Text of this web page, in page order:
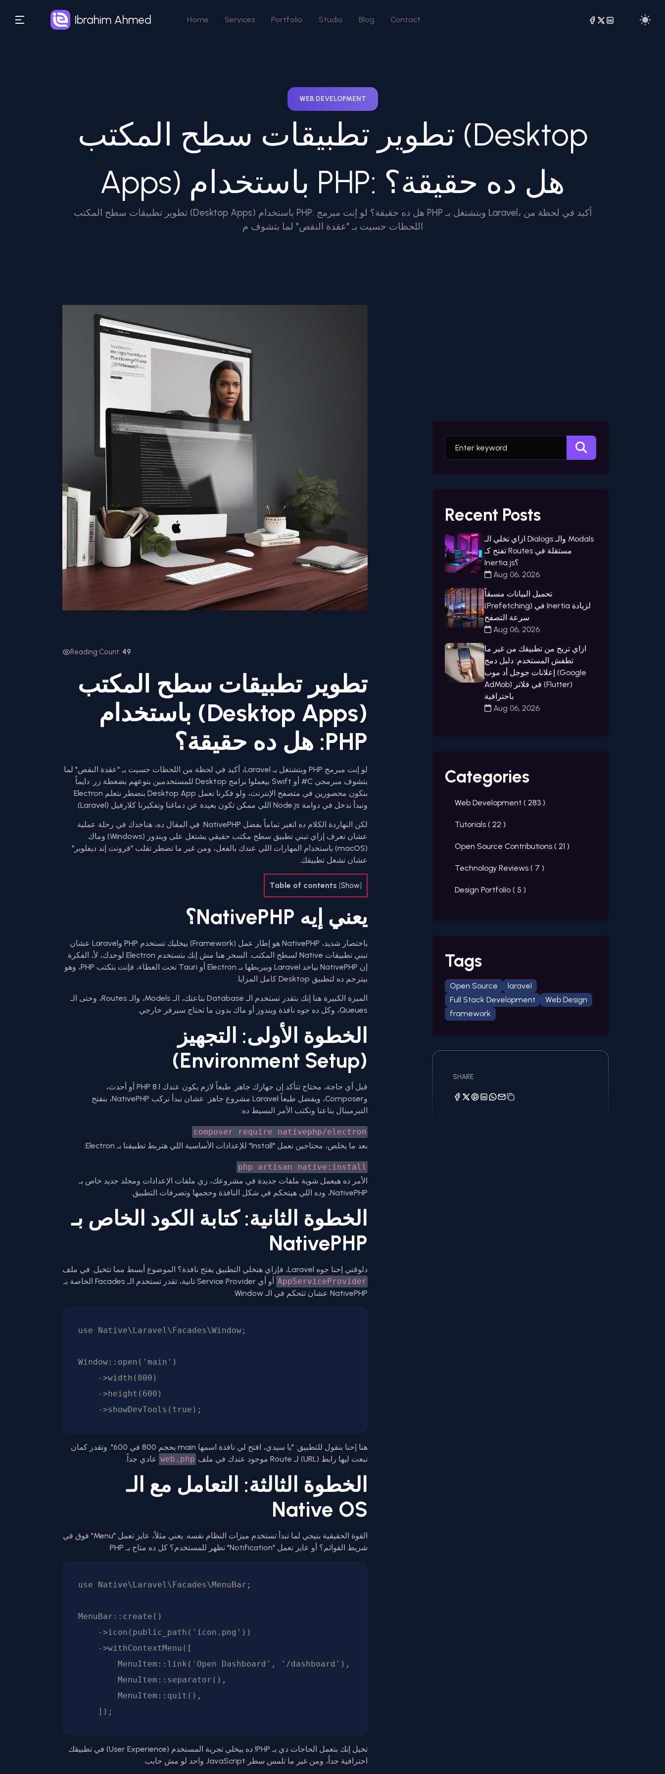
Ibrahim Ahmed Home Services Portfolio Studio Blog Contact
WEB DEVELOPMENT
تطوير تطبيقات سطح المكتب (Desktop
Apps) باستخدام PHP: هل ده حقيقة؟
تطوير تطبيقات سطح المكتب (Desktop Apps) باستخدام PHP: هل ده حقيقة؟ لو إنت مبرمج PHP وبتشتغل بـ Laravel، أكيد في لحظة من
اللحظات حسيت بـ "عقدة النقص" لما بتشوف م
Reading Count: 49
تطوير تطبيقات سطح المكتب
(Desktop Apps) باستخدام
PHP: هل ده حقيقة؟
لو إنت مبرمج PHP وبتشتغل بـ Laravel، أكيد في لحظة من اللحظات حسيت بـ "عقدة النقص" لما
بتشوف مبرمجي C# أو Swift بيعملوا برامج Desktop للمستخدمين بتوعهم بضغطة زر. دايماً
بنكون محصورين في متصفح الإنترنت، ولو فكرنا نعمل Desktop App بنضطر نتعلم Electron
ونبدأ ندخل في دوامة Node.js اللي ممكن تكون بعيدة عن دماغنا وتفكيرنا كلارفيل (Laravel).
لكن النهاردة الكلام ده اتغير تماماً بفضل NativePHP. في المقال ده، هناخدك في رحلة عملية
عشان تعرف إزاي تبني تطبيق سطح مكتب حقيقي يشتغل على ويندوز (Windows) وماك
(macOS) باستخدام المهارات اللي عندك بالفعل، ومن غير ما تضطر تقلب "فرونت إند ديفلوبر"
عشان تشغل تطبيقك.
Table of contents [Show]
يعني إيه NativePHP؟
باختصار شديد، NativePHP هو إطار عمل (Framework) بيخليك تستخدم PHP وLaravel عشان
تبني تطبيقات Native لسطح المكتب. السحر هنا مش إنك بتستخدم Electron لوحدك، لأ، الفكرة
إن NativePHP بياخد Laravel وبيربطها بـ Electron أو Tauri تحت الغطاء، فإنت بتكتب PHP، وهو
بيترجم ده لتطبيق Desktop كامل المزايا.
الميزة الكبيرة هنا إنك بتقدر تستخدم الـ Database بتاعتك، الـ Models، والـ Routes، وحتى الـ
Queues، وكل ده جوه نافذة ويندوز أو ماك بدون ما تحتاج سيرفر خارجي.
الخطوة الأولى: التجهيز
(Environment Setup)
قبل أي حاجة، محتاج تتأكد إن جهازك جاهز. طبعاً لازم يكون عندك PHP 8.1 أو أحدث،
وComposer، ويفضل طبعاً Laravel مشروع جاهز. عشان نبدأ نركب NativePHP، بنفتح
التيرمينال بتاعنا ونكتب الأمر البسيط ده:
composer require nativephp/electron
بعد ما يخلص، محتاجين نعمل "Install" للإعدادات الأساسية اللي هتربط تطبيقنا بـ Electron:
php artisan native:install
الأمر ده هيعمل شوية ملفات جديدة في مشروعك، زي ملفات الإعدادات ومجلد جديد خاص بـ
NativePHP، وده اللي هيتحكم في شكل النافذة وحجمها وتصرفات التطبيق.
الخطوة الثانية: كتابة الكود الخاص بـ
NativePHP
دلوقتي إحنا جوه Laravel، فإزاي هنخلي التطبيق يفتح نافذة؟ الموضوع أبسط مما تتخيل. في ملف
AppServiceProvider
أو أي Service Provider تانية، تقدر تستخدم الـ Facades الخاصة بـ
NativePHP عشان تتحكم في الـ Window.
use Native\Laravel\Facades\Window;
Window::open('main')
هنا إحنا بنقول للتطبيق: "يا سيدي، افتح لي نافذة اسمها main بحجم 800 في 600". وتقدر كمان
تبعت ليها رابط (URL) لـ Route موجود عندك في ملف
web.php عادي جداً.
الخطوة الثالثة: التعامل مع الـ
Native OS
القوة الحقيقية بتيجي لما تبدأ تستخدم ميزات النظام نفسه. يعني مثلاً، عايز تعمل "Menu" فوق في
شريط القوائم؟ أو عايز تعمل "Notification" تظهر للمستخدم؟ كل ده متاح بـ PHP:
use Native\Laravel\Facades\MenuBar;
MenuBar::create()
تخيل إنك بتعمل الحاجات دي بـ PHP! ده بيخلي تجربة المستخدم (User Experience) في تطبيقك
احترافية جداً، ومن غير ما تلمس سطر JavaScript واحد لو مش حابب.
Recent Posts
ازاي تخلي الـ Dialogs والـ Modals
تفتح كـ Routes مستقلة في
Inertia.js؟
Aug 06, 2026
تحميل البيانات مسبقاً
(Prefetching) في Inertia لزيادة
سرعة التصفح
Aug 06, 2026
ازاي تربح من تطبيقك من غير ما
تطفش المستخدم: دليل دمج
إعلانات جوجل أد موب (Google
AdMob) في فلاتر (Flutter)
باحترافية
Aug 06, 2026
Categories
Web Development ( 283 )
Tutorials ( 22 )
Open Source Contributions ( 21 )
Technology Reviews ( 7 )
Design Portfolio ( 5 )
Tags
Open Source
laravel
Full Stack Development
Web Design
framework
SHARE